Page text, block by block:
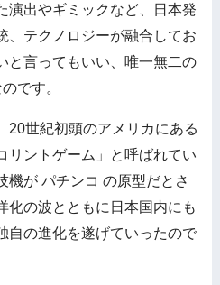
演出やギミックなど、日本発
、テクノロジーが融合してお
と言ってもいい、唯一無二の
です。
20世紀初頭のアメリカにある
リントゲーム」と呼ばれてい
機が パチンコ の原型だとさ
化の波とともに日本国内にも
自の進化を遂げていったので